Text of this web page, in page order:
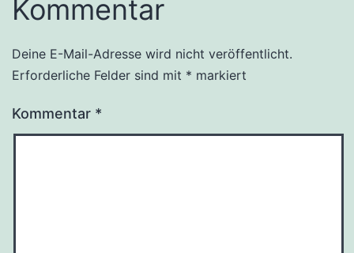
Kommentar
Deine E-Mail-Adresse wird nicht veröffentlicht.
Erforderliche Felder sind mit * markiert
Kommentar *